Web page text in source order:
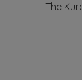
The